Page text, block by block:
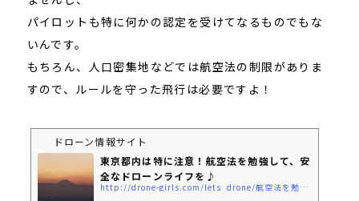
パイロットも特に何かの認定を受けてなるものでもな
いんです。
もちろん、人口密集地などでは航空法の制限がありま
すので、ルールを守った飛行は必要ですよ！
ドローン情報サイト
東京都内は特に注意！航空法を勉強して、安
全なドローンライフを♪
http://drone-girls.com/lets_drone/航空法を勉強して、安全なドローンライフを♪/